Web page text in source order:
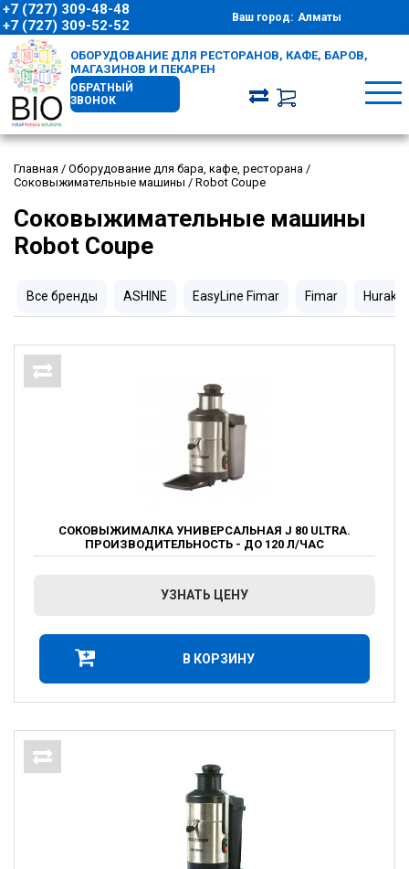
+7 (727) 309-48-48
+7 (727) 309-52-52
Ваш город: Алматы
ОБОРУДОВАНИЕ ДЛЯ РЕСТОРАНОВ, КАФЕ, БАРОВ,
МАГАЗИНОВ И ПЕКАРЕН
ОБРАТНЫЙ
ЗВОНОК
Главная / Оборудование для бара, кафе, ресторана /
Соковыжимательные машины / Robot Coupe
Соковыжимательные машины
Robot Coupe
Все бренды ASHINE EasyLine Fimar Fimar
СОКОВЫЖИМАЛКА УНИВЕРСАЛЬНАЯ J 80 ULTRA.
ПРОИЗВОДИТЕЛЬНОСТЬ - ДО 120 Л/ЧАС
УЗНАТЬ ЦЕНУ
В КОРЗИНУ